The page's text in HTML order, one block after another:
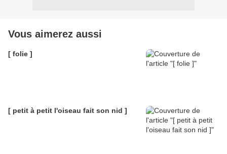
Vous aimerez aussi
[ folie ]
[ petit à petit l'oiseau fait son nid ]